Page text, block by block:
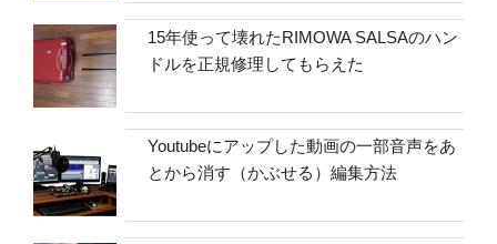
15年使って壊れたRIMOWA SALSAのハン
ドルを正規修理してもらえた
Youtubeにアップした動画の一部音声をあ
とから消す（かぶせる）編集方法